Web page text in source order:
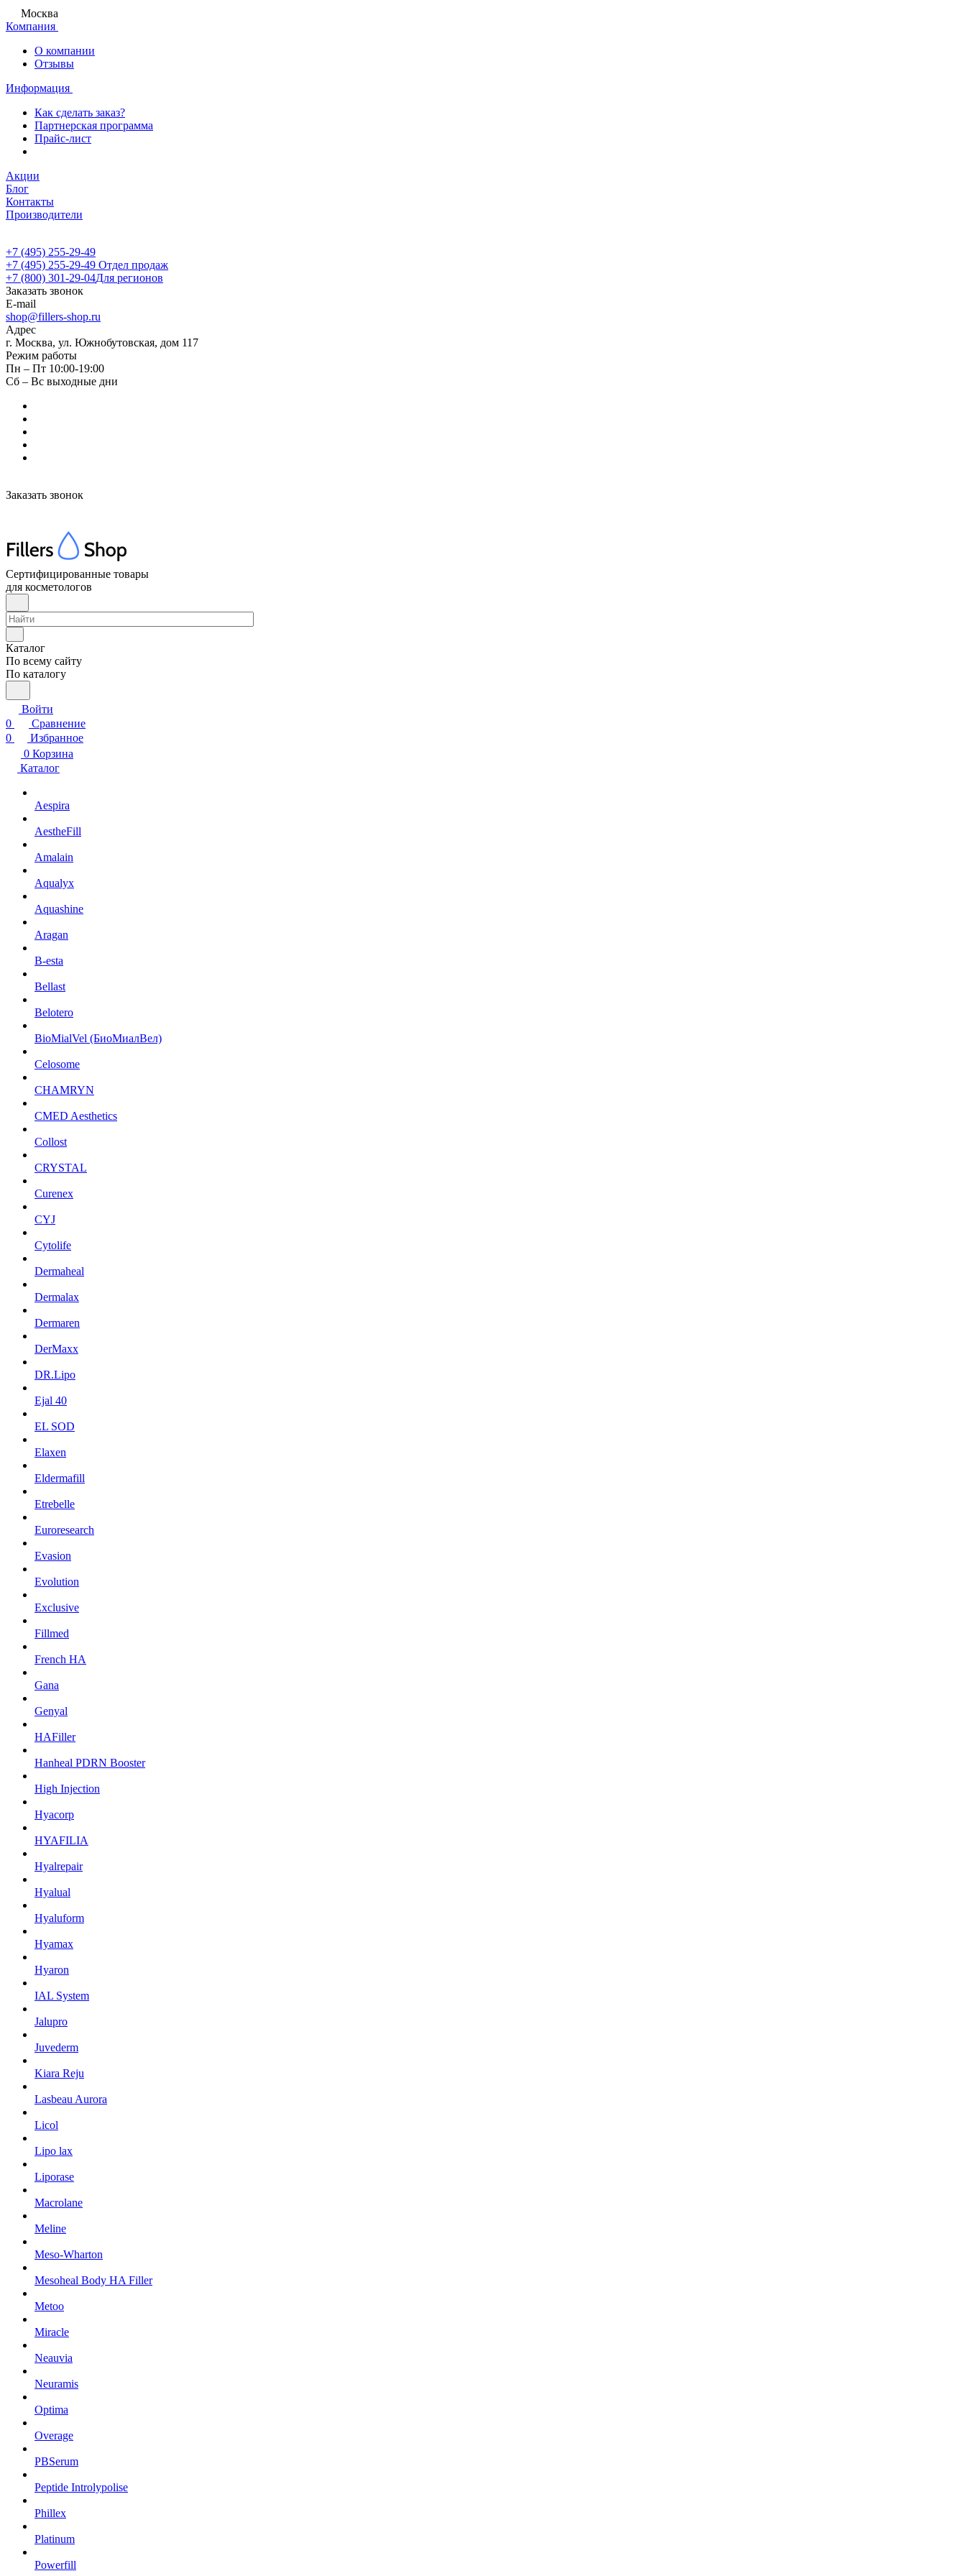
Москва
Компания
О компании
Отзывы
Информация
Как сделать заказ?
Партнерская программа
Прайс-лист
Акции
Блог
Контакты
Производители
+7 (495) 255-29-49
+7 (495) 255-29-49 Отдел продаж
+7 (800) 301-29-04Для регионов
Заказать звонок
E-mail
shop@fillers-shop.ru
Адрес
г. Москва, ул. Южнобутовская, дом 117
Режим работы
Пн – Пт 10:00-19:00
Сб – Вс выходные дни
Заказать звонок
Сертифицированные товары
для косметологов
Каталог
По всему сайту
По каталогу
Войти
0
Сравнение
0
Избранное
0 Корзина
Каталог
Aespira
AestheFill
Amalain
Aqualyx
Aquashine
Aragan
B-esta
Bellast
Belotero
BioMialVel (БиоМиалВел)
Celosome
CHAMRYN
CMED Aesthetics
Collost
CRYSTAL
Curenex
CYJ
Cytolife
Dermaheal
Dermalax
Dermaren
DerMaxx
DR.Lipo
Ejal 40
EL SOD
Elaxen
Eldermafill
Etrebelle
Euroresearch
Evasion
Evolution
Exclusive
Fillmed
French HA
Gana
Genyal
HAFiller
Hanheal PDRN Booster
High Injection
Hyacorp
HYAFILIA
Hyalrepair
Hyalual
Hyaluform
Hyamax
Hyaron
IAL System
Jalupro
Juvederm
Kiara Reju
Lasbeau Aurora
Licol
Lipo lax
Liporase
Macrolane
Meline
Meso-Wharton
Mesoheal Body HA Filler
Metoo
Miracle
Neauvia
Neuramis
Optima
Overage
PBSerum
Peptide Introlypolise
Phillex
Platinum
Powerfill